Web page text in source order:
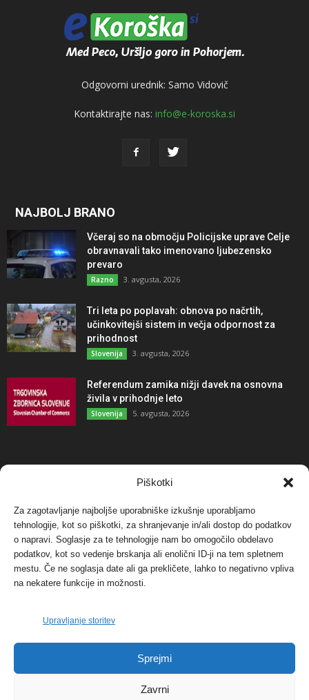
Piškotki
Za zagotavljanje najboljše uporabniške izkušnje uporabljamo
tehnologije, kot so piškotki, za shranjevanje in/ali dostop do podatkov
o napravi. Soglasje za te tehnologije nam bo omogočilo obdelavo
podatkov, kot so vedenje brskanja ali enolični ID-ji na tem spletnem
mestu. Če ne soglasja date ali ga prekličete, lahko to negativno vpliva
na nekatere funkcije in možnosti.
Upravljanje storitev
Sprejmi
Zavrni
Odgovorni urednik: Samo Vidovič
Kontaktirajte nas: info@e-koroska.si
NAJBOLJ BRANO
Včeraj so na območju Policijske uprave Celje
obravnavali tako imenovano ljubezensko
prevaro
Razno 3. avgusta, 2026
Tri leta po poplavah: obnova po načrtih,
učinkovitejši sistem in večja odpornost za
prihodnost
Slovenija 3. avgusta, 2026
Referendum zamika nižji davek na osnovna
živila v prihodnje leto
Slovenija 5. avgusta, 2026
NAJBOLJ KOMENTIRANO
Protest proti vetrnim elektrarnam na Ojstrici, v
svetu pa vedno bolj...
Dogodki 12. maja, 2017
Tožilstvo v Celovcu v korist elektrarnam
Verbund
FOTO: Razstava cvetličarskega mojstra Andreja
Dogodki 27. novembra, 2017